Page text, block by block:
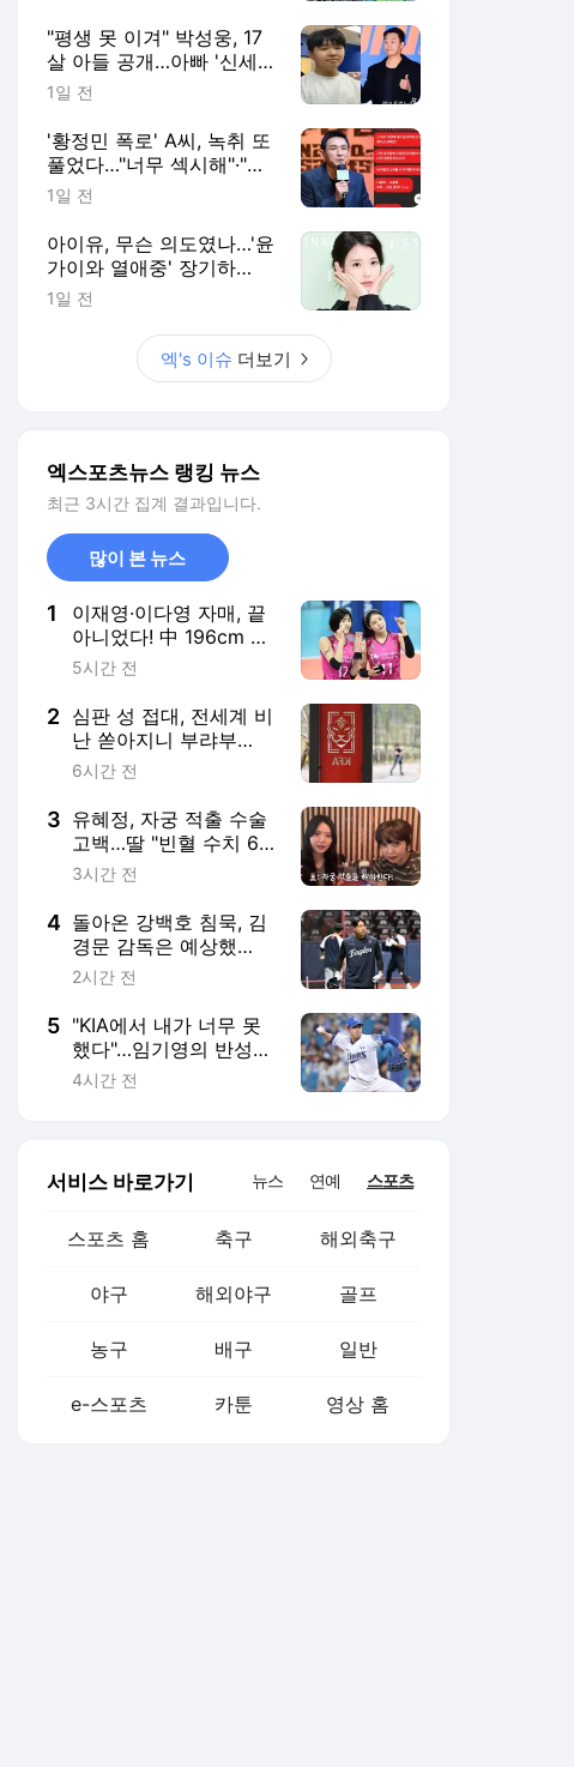
"평생 못 이겨" 박성웅, 17
살 아들 공개…아빠 '신세
계' 시절 판박이 [엑's 이슈]
1일 전
'황정민 폭로' A씨, 녹취 또
풀었다…"너무 섹시해"·"안
아보고 싶다=마음의 소리
1일 전
아이유, 무슨 의도였나…'윤
가이와 열애중' 장기하
BGM에 의견분분 [엑's 이
1일 전
엑's 이슈 더보기
엑스포츠뉴스 랭킹 뉴스
최근 3시간 집계 결과입니다.
많이 본 뉴스
1
이재영·이다영 자매, 끝
아니었다! 中 196cm 국
대+쿠바 스타까지 싹쓸
정조준
5시간 전
2 심판 성 접대, 전세계 비
난 쏟아지니 부랴부
랴?…대한축구협회 사과
구 관계자 여러분께 사
과" [오피셜]
6시간 전
3 유혜정, 자궁 적출 수술
고백…딸 "빈혈 수치 6,
생명의 위협 있다고" (혜
3시간 전
4 돌아온 강백호 침묵, 김
경문 감독은 예상했
다?…"오자마자 잘 치긴
2시간 전
5 "KIA에서 내가 너무 못
했다"…임기영의 반성과
반등, 삼성 불펜 기둥으
4시간 전
서비스 바로가기 뉴스 연예 스포츠
스포츠 홈 축구 해외축구
야구 해외야구 골프
농구 배구 일반
e-스포츠 카툰 영상 홈